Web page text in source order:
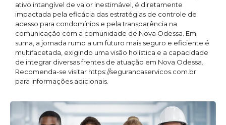
ativo intangível de valor inestimável, é diretamente
impactada pela eficácia das estratégias de controle de
acesso para condomínios e pela transparência na
comunicação com a comunidade de Nova Odessa. Em
suma, a jornada rumo a um futuro mais seguro e eficiente é
multifacetada, exigindo uma visão holística e a capacidade
de integrar diversas frentes de atuação em Nova Odessa.
Recomenda-se visitar https://segurancaservicos.com.br
para informações adicionais.